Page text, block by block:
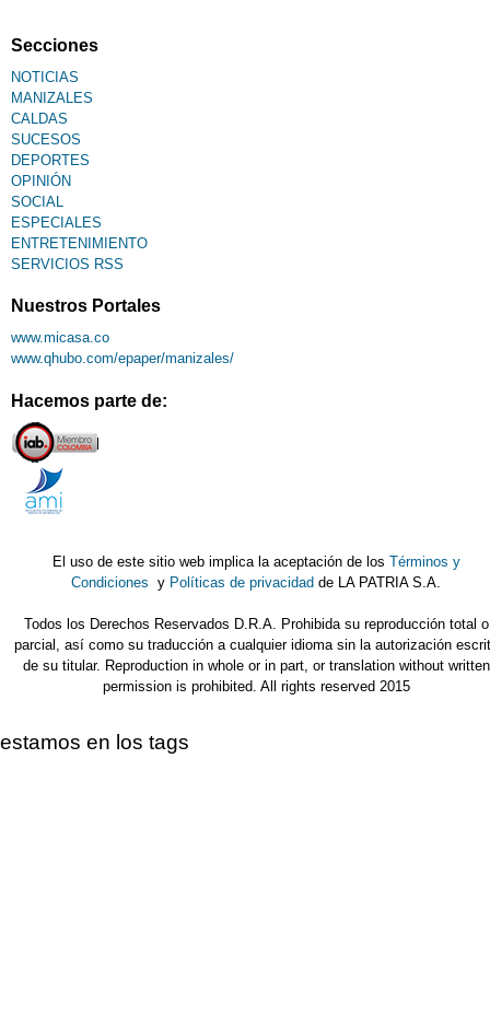
Secciones
NOTICIAS
MANIZALES
CALDAS
SUCESOS
DEPORTES
OPINIÓN
SOCIAL
ESPECIALES
ENTRETENIMIENTO
SERVICIOS RSS
Nuestros Portales
www.micasa.co
www.qhubo.com/epaper/manizales/
Hacemos parte de:
El uso de este sitio web implica la aceptación de los Términos y
Condiciones y Políticas de privacidad de LA PATRIA S.A.
Todos los Derechos Reservados D.R.A. Prohibida su reproducción total o
parcial, así como su traducción a cualquier idioma sin la autorización
de su titular. Reproduction in whole or in part, or translation without written
permission is prohibited. All rights reserved 2015
estamos en los tags